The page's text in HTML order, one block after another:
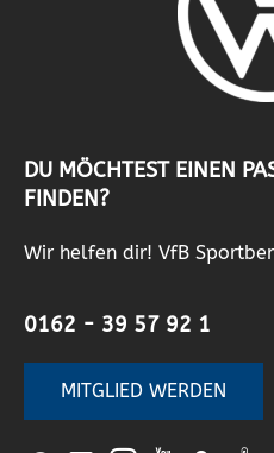
DU MÖCHTEST EINEN
FINDEN?
Wir helfen dir! VfB
0162 - 39 57 92 1
MITGLIED WERDEN